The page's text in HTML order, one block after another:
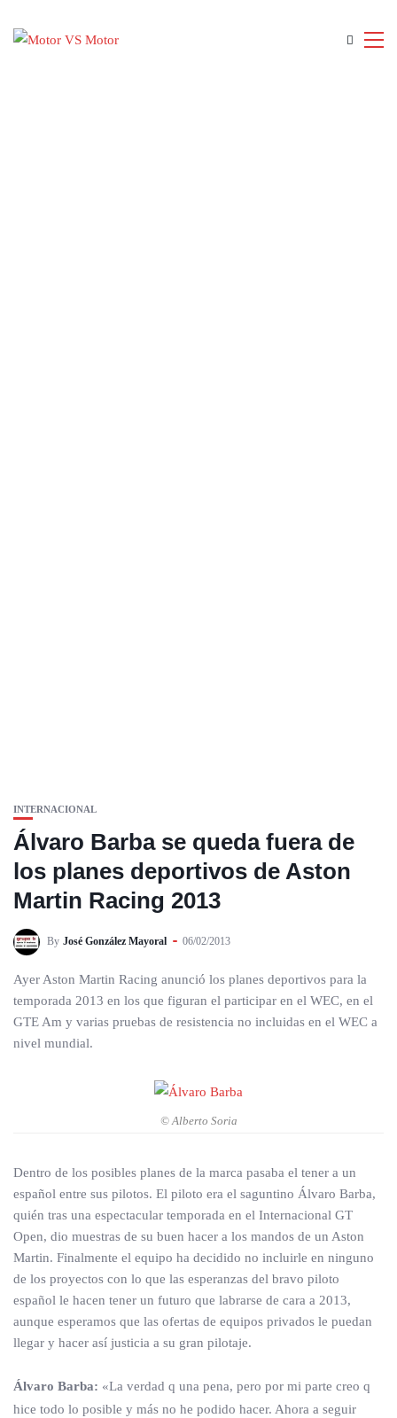
INTERNACIONAL
Álvaro Barba se queda fuera de
los planes deportivos de Aston
Martin Racing 2013
By José González Mayoral 06/02/2013
Ayer Aston Martin Racing anunció los planes deportivos para la
temporada 2013 en los que figuran el participar en el WEC, en el
GTE Am y varias pruebas de resistencia no incluidas en el WEC a
nivel mundial.
© Alberto Soria
Dentro de los posibles planes de la marca pasaba el tener a un
español entre sus pilotos. El piloto era el saguntino Álvaro Barba,
quién tras una espectacular temporada en el Internacional GT
Open, dio muestras de su buen hacer a los mandos de un Aston
Martin. Finalmente el equipo ha decidido no incluirle en ninguno
de los proyectos con lo que las esperanzas del bravo piloto
español le hacen tener un futuro que labrarse de cara a 2013,
aunque esperamos que las ofertas de equipos privados le puedan
llegar y hacer así justicia a su gran pilotaje.
Álvaro Barba: «La verdad q una pena, pero por mi parte creo q
hice todo lo posible y más no he podido hacer. Ahora a seguir